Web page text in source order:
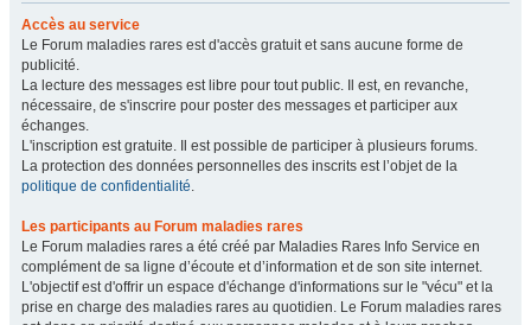
Accès au service
Le Forum maladies rares est d'accès gratuit et sans aucune forme de
publicité.
La lecture des messages est libre pour tout public. Il est, en revanche,
nécessaire, de s'inscrire pour poster des messages et participer aux
échanges.
L'inscription est gratuite. Il est possible de participer à plusieurs forums.
La protection des données personnelles des inscrits est l’objet de la
politique de confidentialité.
Les participants au Forum maladies rares
Le Forum maladies rares a été créé par Maladies Rares Info Service en
complément de sa ligne d’écoute et d’information et de son site internet.
L'objectif est d'offrir un espace d'échange d'informations sur le "vécu" et la
prise en charge des maladies rares au quotidien. Le Forum maladies rares